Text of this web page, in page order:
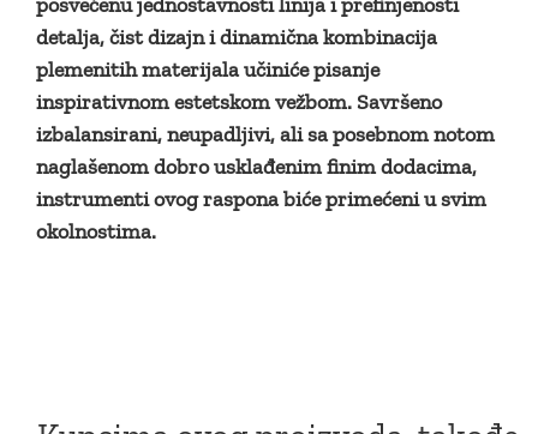
detalja, čist dizajn i dinamična kombinacija
plemenitih materijala učiniće pisanje
inspirativnom estetskom vežbom. Savršeno
izbalansirani, neupadljivi, ali sa posebnom notom
naglašenom dobro usklađenim finim dodacima,
instrumenti ovog raspona biće primećeni u svim
okolnostima.